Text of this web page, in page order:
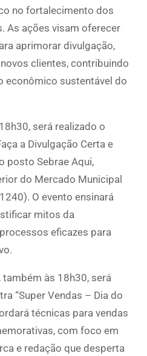
no fortalecimento dos
As ações visam oferecer
aprimorar divulgação,
clientes, contribuindo
econômico sustentável do
será realizado o
a Divulgação Certa e
posto Sebrae Aqui,
do Mercado Municipal
O evento ensinará
mitos da
eficazes para
às 18h30, será
“Super Vendas – Dia do
técnicas para vendas
com foco em
e redação que desperta